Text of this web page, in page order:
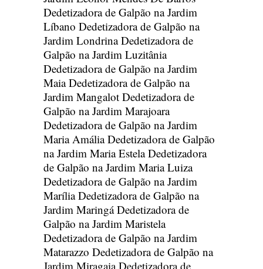
Dedetizadora de Galpão na Jardim
Líbano Dedetizadora de Galpão na
Jardim LondrinaDedetizadora de
Galpão na Jardim Luzitânia
Dedetizadora de Galpão na Jardim
MaiaDedetizadora de Galpão na
Jardim Mangalot Dedetizadora de
Galpão na Jardim Marajoara
Dedetizadora de Galpão na Jardim
Maria AmáliaDedetizadora de Galpão
na Jardim Maria EstelaDedetizadora
de Galpão na Jardim Maria Luiza
Dedetizadora de Galpão na Jardim
MaríliaDedetizadora de Galpão na
Jardim MaringáDedetizadora de
Galpão na Jardim Maristela
Dedetizadora de Galpão na Jardim
Matarazzo Dedetizadora de Galpão na
Jardim Miragaia Dedetizadora de